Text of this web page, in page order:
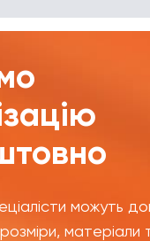
можуть
матеріали